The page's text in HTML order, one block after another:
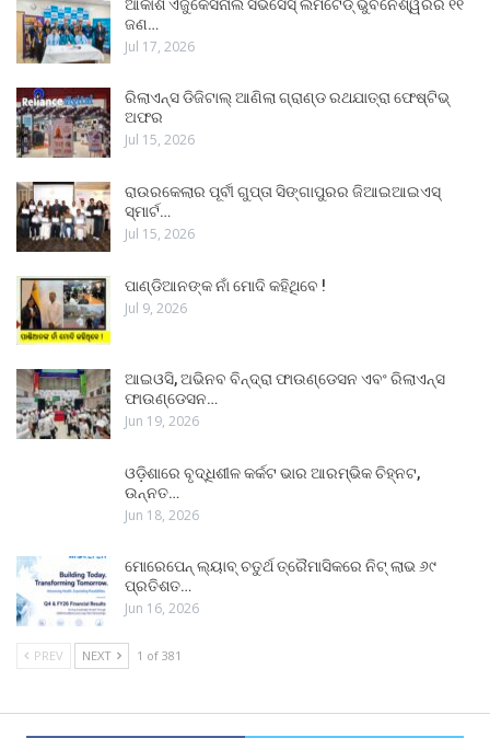
ଆକାଶ ଏଜୁକେସନାଲ ସର୍ଭିସେସ୍ ଲିମିଟେଡ୍ ଭୁବନେଶ୍ୱରର ୧୧
ଜଣ…
Jul 17, 2026
ରିଲାଏନ୍ସ ଡିଜିଟାଲ୍ ଆଣିଲା ଗ୍ରାଣ୍ଡ ରଥଯାତ୍ରା ଫେଷ୍ଟିଭ୍
ଅଫର
Jul 15, 2026
ରାଉରକେଲାର ପୂର୍ବୀ ଗୁପ୍ତା ସିଙ୍ଗାପୁରର ଜିଆଇଆଇଏସ୍
ସ୍ମାର୍ଟ…
Jul 15, 2026
ପାଣ୍ଡିଆନଙ୍କ ନାଁ ମୋଦି କହିଥିବେ !
Jul 9, 2026
ଆଇଓସି, ଅଭିନବ ବିନ୍ଦ୍ରା ଫାଉଣ୍ଡେସନ ଏବଂ ରିଲାଏନ୍ସ
ଫାଉଣ୍ଡେସନ…
Jun 19, 2026
ଓଡ଼ିଶାରେ ବୃଦ୍ଧିଶୀଳ କର୍କଟ ଭାର ଆରମ୍ଭିକ ଚିହ୍ନଟ,
ଉନ୍ନତ…
Jun 18, 2026
ମୋରେପେନ୍ ଲ୍ୟାବ୍ ଚତୁର୍ଥ ତ୍ରୈମାସିକରେ ନିଟ୍ ଲାଭ ୬୯
ପ୍ରତିଶତ…
Jun 16, 2026
PREV NEXT 1 of 381